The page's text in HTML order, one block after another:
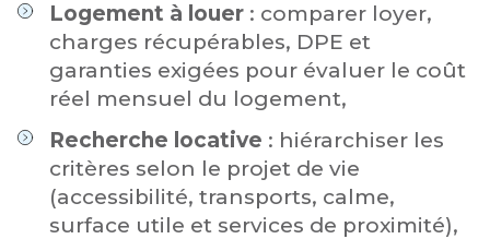
Logement à louer : comparer loyer,
charges récupérables, DPE et
garanties exigées pour évaluer le coût
réel mensuel du logement,
Recherche locative : hiérarchiser les
critères selon le projet de vie
(accessibilité, transports, calme,
surface utile et services de proximité),